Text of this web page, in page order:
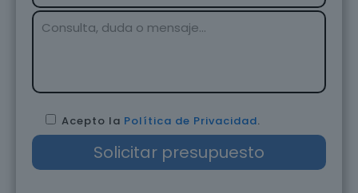
Acepto la Política de Privacidad.